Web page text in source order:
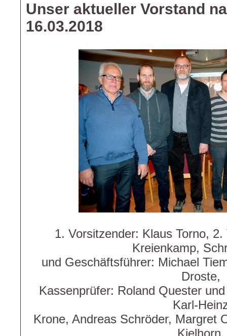
Unser aktueller Vorstand
16.03.2018
1. Vorsitzender: Klaus Torno,
Kreienkamp,
und Geschäftsführer: Michael
Droste,
Kassenprüfer: Roland Quester
Karl-
Krone, Andreas Schröder, Margret
Kielhorn.